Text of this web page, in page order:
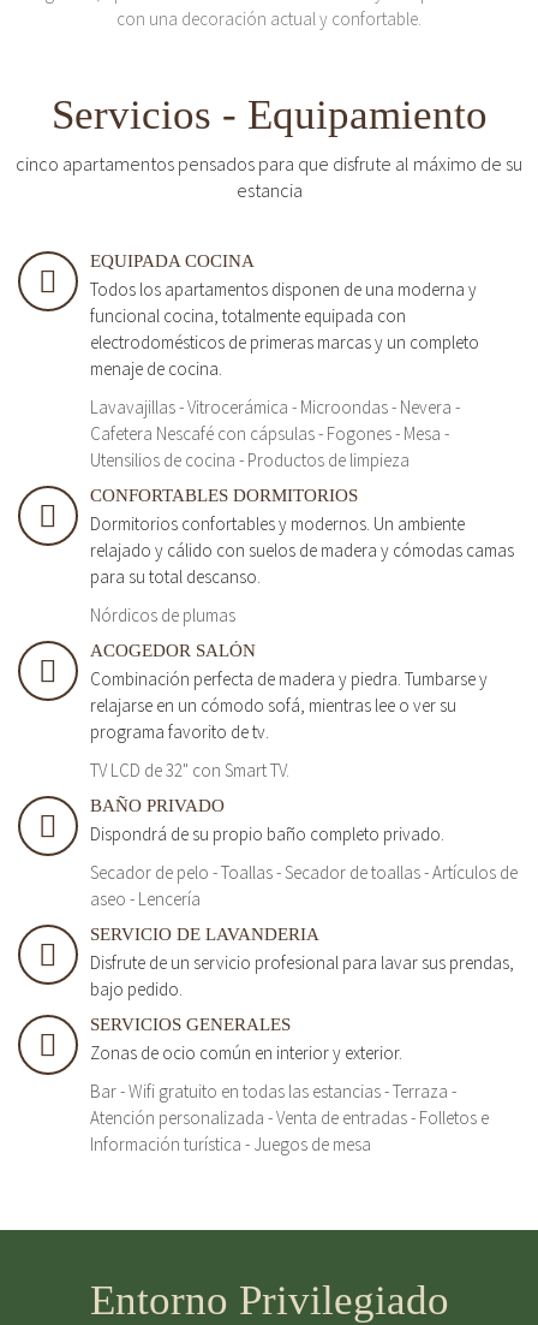
con una decoración actual y confortable.
Servicios - Equipamiento
cinco apartamentos pensados para que disfrute al máximo de su
estancia
EQUIPADA COCINA
Todos los apartamentos disponen de una moderna y
funcional cocina, totalmente equipada con
electrodomésticos de primeras marcas y un completo
menaje de cocina.
Lavavajillas - Vitrocerámica - Microondas - Nevera -
Cafetera Nescafé con cápsulas - Fogones - Mesa -
Utensilios de cocina - Productos de limpieza
CONFORTABLES DORMITORIOS
Dormitorios confortables y modernos. Un ambiente
relajado y cálido con suelos de madera y cómodas camas
para su total descanso.
Nórdicos de plumas
ACOGEDOR SALÓN
Combinación perfecta de madera y piedra. Tumbarse y
relajarse en un cómodo sofá, mientras lee o ver su
programa favorito de tv.
TV LCD de 32" con Smart TV.
BAÑO PRIVADO
Dispondrá de su propio baño completo privado.
Secador de pelo - Toallas - Secador de toallas - Artículos de
aseo - Lencería
SERVICIO DE LAVANDERIA
Disfrute de un servicio profesional para lavar sus prendas,
bajo pedido.
SERVICIOS GENERALES
Zonas de ocio común en interior y exterior.
Bar - Wifi gratuito en todas las estancias - Terraza -
Atención personalizada - Venta de entradas - Folletos e
Información turística - Juegos de mesa
Entorno Privilegiado